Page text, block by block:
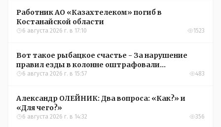
Работник АО «Казахтелеком» погиб в
Костанайской области
6 августа 2026 г. в 17:10 1523
Вот такое рыбацкое счастье - За нарушение
правил езды в колонне оштрафовали
участников соревнований в Аркалыке
6 августа 2026 г. в 15:57 483
Александр ОЛЕЙНИК: Два вопроса: «Как?» и
«Для чего?»
6 августа 2026 г. в 14:32 356